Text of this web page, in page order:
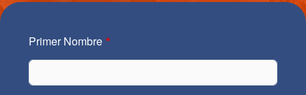
Primer Nombre